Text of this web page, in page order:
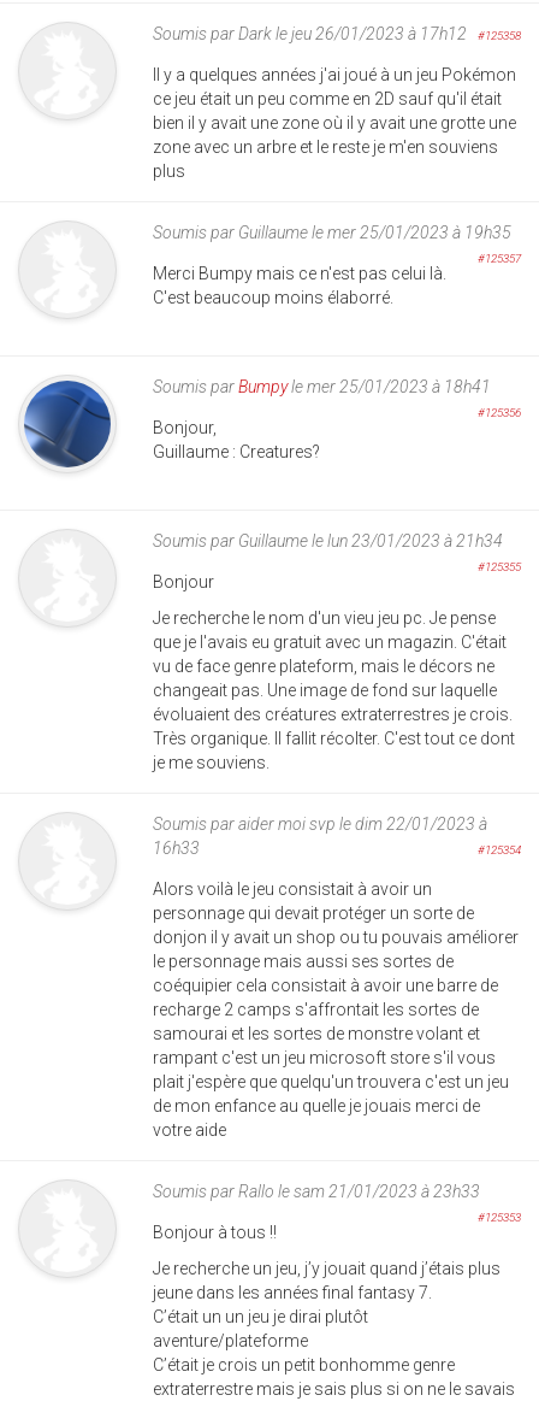
Soumis parDarkle jeu 26/01/2023 à 17h12 #125358
Il y a quelques années j'ai joué à un jeu Pokémon
ce jeu était un peu comme en 2D sauf qu'il était
bien il y avait une zone où il y avait une grotte une
zone avec un arbre et le reste je m'en souviens
plus
Soumis par Guillaumele mer 25/01/2023 à 19h35
#125357
Merci Bumpy mais ce n'est pas celui là.
C'est beaucoup moins élaborré.
Soumis parBumpyle mer 25/01/2023 à 18h41
#125356
Bonjour,
Guillaume : Creatures?
Soumis par Guillaumele lun 23/01/2023 à 21h34
#125355
Bonjour
Je recherche le nom d'un vieu jeu pc. Je pense
que je l'avais eu gratuit avec un magazin. C'était
vu de face genre plateform, mais le décors ne
changeait pas. Une image de fond sur laquelle
évoluaient des créatures extraterrestres je crois.
Très organique. Il fallit récolter. C'est tout ce dont
je me souviens.
Soumis paraider moi svp le dim 22/01/2023 à
16h33
#125354
Alors voilà le jeu consistait à avoir un
personnage qui devait protéger un sorte de
donjon il y avait un shop ou tu pouvais améliorer
le personnage mais aussi ses sortes de
coéquipier cela consistait à avoir une barre de
recharge 2 camps s'affrontait les sortes de
samourai et les sortes de monstre volant et
rampant c'est un jeu microsoft store s'il vous
plait j'espère que quelqu'un trouvera c'est un jeu
de mon enfance au quelle je jouais merci de
votre aide
Soumis parRallo le sam 21/01/2023 à 23h33
#125353
Bonjour à tous !!
Je recherche un jeu, j’y jouait quand j’étais plus
jeune dans les années final fantasy 7.
C’était un un jeu je dirai plutôt
aventure/plateforme
C’était je crois un petit bonhomme genre
extraterrestre mais je sais plus si on ne le savais